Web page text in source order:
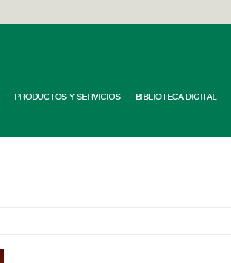
PRODUCTOS Y SERVICIOS BIBLIOTECA DIGITAL